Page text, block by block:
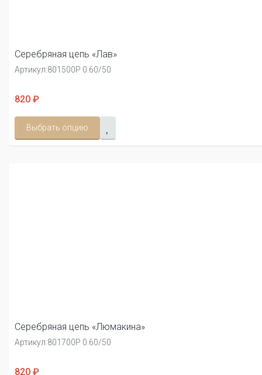
Серебряная цепь «Лав»
Артикул:801500Р 0.60/50
820 ₽
Выбрать опцию
Серебряная цепь «Люмакина»
Артикул:801700Р 0.60/50
820 ₽